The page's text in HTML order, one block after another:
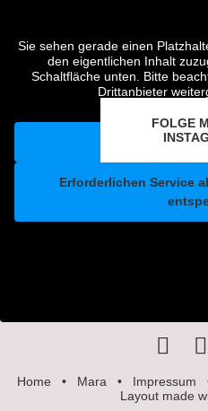
FOLGE
Sie sehen gerade einen
den eigentlichen Inhalt
Schaltfläche unten. Bitte
Drittanbieter
Inhalt
Erforderlichen Service
Home • Mara • Impressum
Layout made